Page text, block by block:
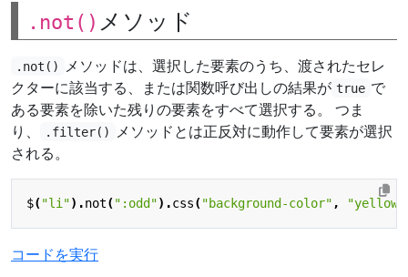
.not() メソッド
.not()
メソッドは、選択した要素のうち、渡されたセレ
クターに該当する、または関数呼び出しの結果が true で
ある要素を除いた残りの要素をすべて選択する。 つま
り、
.filter()
メソッドとは正反対に動作して要素が選択
される。
$("li").not(":odd").css("background-color" , "yellow"
コードを実行